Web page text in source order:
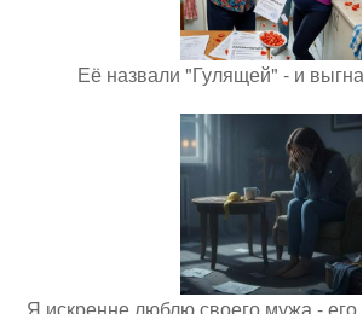
Её назвали "Гулящей" - и
Я искренне люблю своего мужа - его